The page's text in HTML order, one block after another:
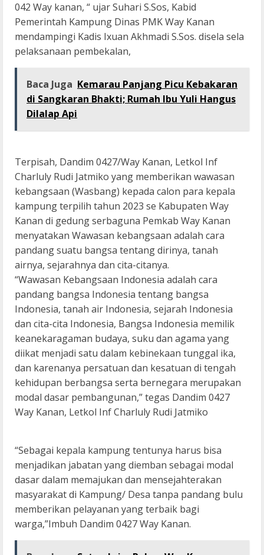
042 Way kanan, “ ujar Suhari S.Sos, Kabid
Pemerintah Kampung Dinas PMK Way Kanan
mendampingi Kadis Ixuan Akhmadi S.Sos. disela sela
pelaksanaan pembekalan,
Baca Juga Kemarau Panjang Picu Kebakaran
di Sangkaran Bhakti; Rumah Ibu Yuli Hangus
Dilalap Api
Terpisah, Dandim 0427/Way Kanan, Letkol Inf
Charluly Rudi Jatmiko yang memberikan wawasan
kebangsaan (Wasbang) kepada calon para kepala
kampung terpilih tahun 2023 se Kabupaten Way
Kanan di gedung serbaguna Pemkab Way Kanan
menyatakan Wawasan kebangsaan adalah cara
pandang suatu bangsa tentang dirinya, tanah
airnya, sejarahnya dan cita-citanya.
“Wawasan Kebangsaan Indonesia adalah cara
pandang bangsa Indonesia tentang bangsa
Indonesia, tanah air Indonesia, sejarah Indonesia
dan cita-cita Indonesia, Bangsa Indonesia memilik
keanekaragaman budaya, suku dan agama yang
diikat menjadi satu dalam kebinekaan tunggal ika,
dan karenanya persatuan dan kesatuan di tengah
kehidupan berbangsa serta bernegara merupakan
modal dasar pembangunan,” tegas Dandim 0427
Way Kanan, Letkol Inf Charluly Rudi Jatmiko
“Sebagai kepala kampung tentunya harus bisa
menjadikan jabatan yang diemban sebagai modal
dasar dalam memajukan dan mensejahterakan
masyarakat di Kampung/ Desa tanpa pandang bulu
memberikan pelayanan yang terbaik bagi
warga,”Imbuh Dandim 0427 Way Kanan.